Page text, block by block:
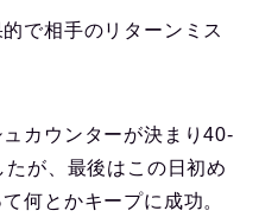
で相手のリターンミス
カウンターが決まり40-
が、最後はこの日初め
何とかキープに成功。